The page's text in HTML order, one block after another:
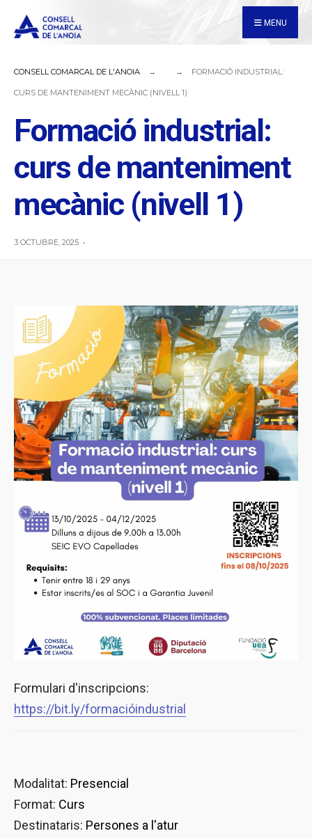
MENU
CONSELL COMARCAL DE L'ANOIA FORMACIÓ INDUSTRIAL:
CURS DE MANTENIMENT MECÀNIC (NIVELL 1)
Formació industrial:
curs de manteniment
mecànic (nivell 1)
3 OCTUBRE, 2025 •
Formulari d'inscripcions:
https://bit.ly/formacióindustrial
Modalitat: Presencial
Format: Curs
Destinataris: Persones a l'atur